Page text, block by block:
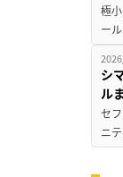
極
ー
シ
ル
セ
ニ